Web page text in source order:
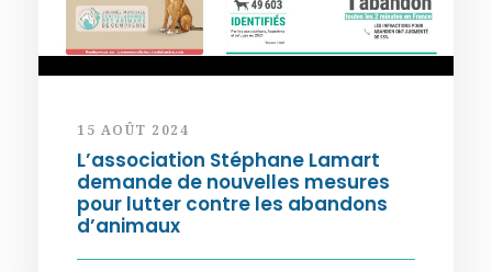
15 AOÛT 2024
L’association Stéphane Lamart
demande de nouvelles mesures
pour lutter contre les abandons
d’animaux